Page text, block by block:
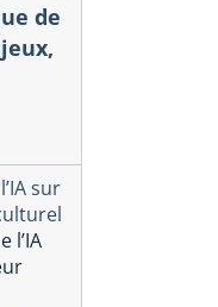
de
sur
l’IA